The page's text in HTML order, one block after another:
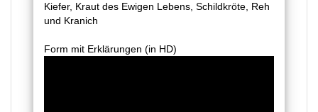
Kiefer, Kraut des Ewigen Lebens, Schildkröte, Reh
und Kranich
Form mit Erklärungen (in HD)